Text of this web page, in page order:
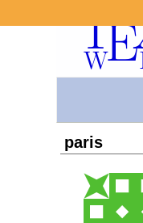
paris